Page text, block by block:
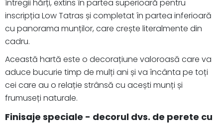
întregii hărți, extins în partea superioară pentru
inscripția Low Tatras și completat în partea inferioară
cu panorama munților, care crește literalmente din
cadru.
Această hartă este o decorațiune valoroasă care va
aduce bucurie timp de mulți ani și va încânta pe toți
cei care au o relație strânsă cu acești munți și
frumuseți naturale.
Finisaje speciale - decorul dvs. de perete cu